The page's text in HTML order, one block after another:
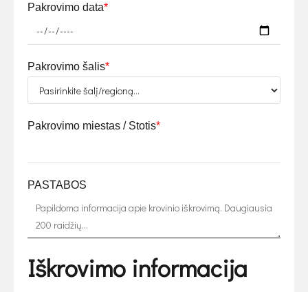
Pakrovimo data*
Pakrovimo šalis*
Pakrovimo miestas / Stotis*
PASTABOS
Iškrovimo informacija